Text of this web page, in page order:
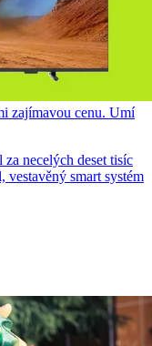
zajímavou cenu. Umí
necelých deset tisíc
smart systém